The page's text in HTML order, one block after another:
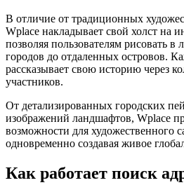
В отличие от традиционных
Wplace накладывает свой холст на
позволяя пользователям рисовать
городов до отдаленных островов.
рассказывает свою историю через
участников.
От детализированных городских
изображений ландшафтов, Wplace
возможности для художественного
одновременно создавая живое
Как работает поиск